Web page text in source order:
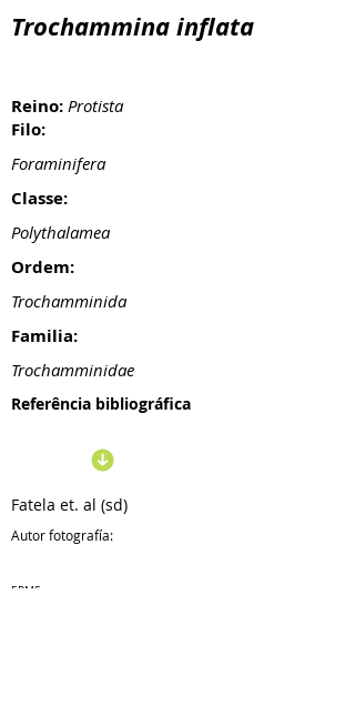
Trochammina inflata
Reino: Protista
Filo:
Foraminifera
Polythalamea
Classe:
Trochamminida
Ordem:
Trochamminidae
Familia:
Fatela et. al (sd)
Referência bibliográfica
Autor fotografía:
ERMS